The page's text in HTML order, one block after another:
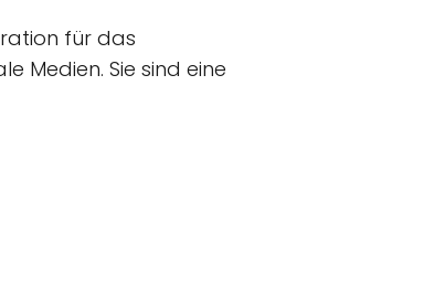
für das
Medien. Sie sind eine